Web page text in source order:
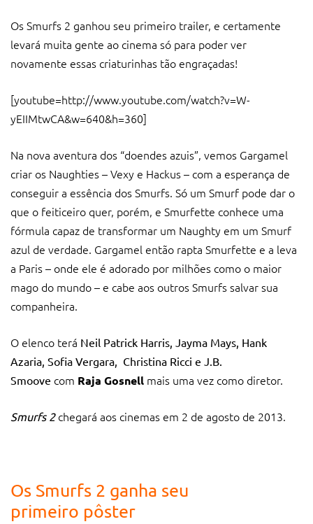
Os Smurfs 2 ganhou seu primeiro trailer, e certamente
levará muita gente ao cinema só para poder ver
novamente essas criaturinhas tão engraçadas!
[youtube=http://www.youtube.com/watch?v=W-
yEIIMtwCA&w=640&h=360]
Na nova aventura dos “doendes azuis”, vemos Gargamel
criar os Naughties – Vexy e Hackus – com a esperança de
conseguir a essência dos Smurfs. Só um Smurf pode dar o
que o feiticeiro quer, porém, e Smurfette conhece uma
fórmula capaz de transformar um Naughty em um Smurf
azul de verdade. Gargamel então rapta Smurfette e a leva
a Paris – onde ele é adorado por milhões como o maior
mago do mundo – e cabe aos outros Smurfs salvar sua
companheira.
O elenco terá Neil Patrick Harris, Jayma Mays, Hank
Azaria, Sofia Vergara, Christina Ricci e J.B.
Smoove com Raja Gosnell mais uma vez como diretor.
Smurfs 2chegará aos cinemas em 2 de agosto de 2013.
Os Smurfs 2 ganha seu
primeiro pôster